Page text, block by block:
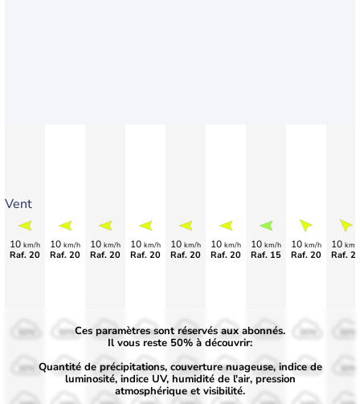
Vent
10 km/h
Raf. 20
10 km/h
Raf. 20
10 km/h
Raf. 20
10 km/h
Raf. 20
10 km/h
Raf. 20
10 km/h
Raf. 20
10 km/h
Raf. 15
10 km/h
Raf. 20
10 km/
Raf.
50%
30%
50%
30%
50%
30%
50%
30%
50%
30%
50%
30%
50%
30%
Ces paramètres sont réservés aux abonnés.
Il vous reste 50% à découvrir:
Quantité de précipitations, couverture nuageuse, indice de
luminosité, indice UV, humidité de l'air, pression
atmosphérique et visibilité.